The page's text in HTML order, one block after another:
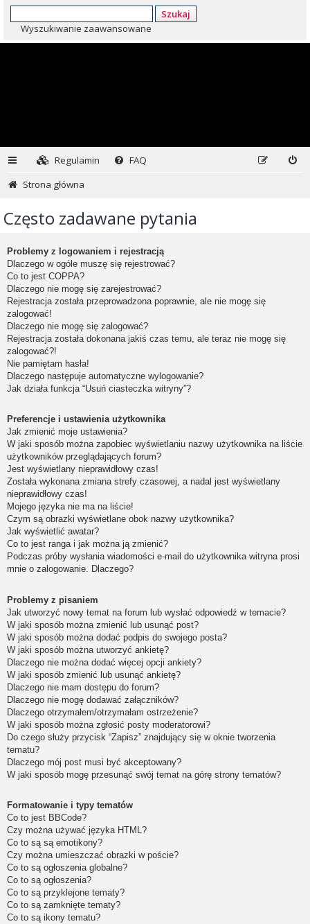
Szukaj
Wyszukiwanie zaawansowane
Regulamin
FAQ
Strona główna
Często zadawane pytania
Problemy z logowaniem i rejestracją
Dlaczego w ogóle muszę się rejestrować?
Co to jest COPPA?
Dlaczego nie mogę się zarejestrować?
Rejestracja została przeprowadzona poprawnie, ale nie mogę się
zalogować!
Dlaczego nie mogę się zalogować?
Rejestracja została dokonana jakiś czas temu, ale teraz nie mogę się
zalogować?!
Nie pamiętam hasła!
Dlaczego następuje automatyczne wylogowanie?
Jak działa funkcja “Usuń ciasteczka witryny”?
Preferencje i ustawienia użytkownika
Jak zmienić moje ustawienia?
W jaki sposób można zapobiec wyświetlaniu nazwy użytkownika na liście
użytkowników przeglądających forum?
Jest wyświetlany nieprawidłowy czas!
Została wykonana zmiana strefy czasowej, a nadal jest wyświetlany
nieprawidłowy czas!
Mojego języka nie ma na liście!
Czym są obrazki wyświetlane obok nazwy użytkownika?
Jak wyświetlić awatar?
Co to jest ranga i jak można ją zmienić?
Podczas próby wysłania wiadomości e-mail do użytkownika witryna prosi
mnie o zalogowanie. Dlaczego?
Problemy z pisaniem
Jak utworzyć nowy temat na forum lub wysłać odpowiedź w temacie?
W jaki sposób można zmienić lub usunąć post?
W jaki sposób można dodać podpis do swojego posta?
W jaki sposób można utworzyć ankietę?
Dlaczego nie można dodać więcej opcji ankiety?
W jaki sposób zmienić lub usunąć ankietę?
Dlaczego nie mam dostępu do forum?
Dlaczego nie mogę dodawać załączników?
Dlaczego otrzymałem/otrzymałam ostrzeżenie?
W jaki sposób można zgłosić posty moderatorowi?
Do czego służy przycisk “Zapisz” znajdujący się w oknie tworzenia
tematu?
Dlaczego mój post musi być akceptowany?
W jaki sposób mogę przesunąć swój temat na górę strony tematów?
Formatowanie i typy tematów
Co to jest BBCode?
Czy można używać języka HTML?
Co to są są emotikony?
Czy można umieszczać obrazki w poście?
Co to są ogłoszenia globalne?
Co to są ogłoszenia?
Co to są przyklejone tematy?
Co to są zamknięte tematy?
Co to są ikony tematu?